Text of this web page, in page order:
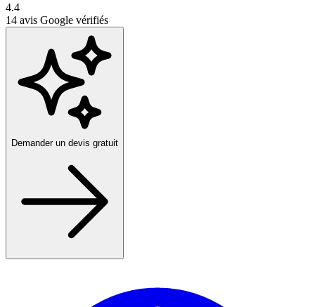
4.4
14 avis Google vérifiés
Demander un devis gratuit